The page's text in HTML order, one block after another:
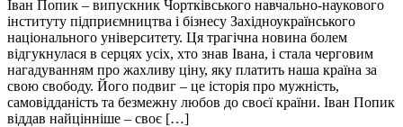
Іван Попик – випускник Чортківського навчально-наукового
інституту підприємництва і бізнесу Західноукраїнського
національного університету. Ця трагічна новина болем
відгукнулася в серцях усіх, хто знав Івана, і стала черговим
нагадуванням про жахливу ціну, яку платить наша країна за
свою свободу. Його подвиг – це історія про мужність,
самовідданість та безмежну любов до своєї країни. Іван Попик
віддав найцінніше – своє […]